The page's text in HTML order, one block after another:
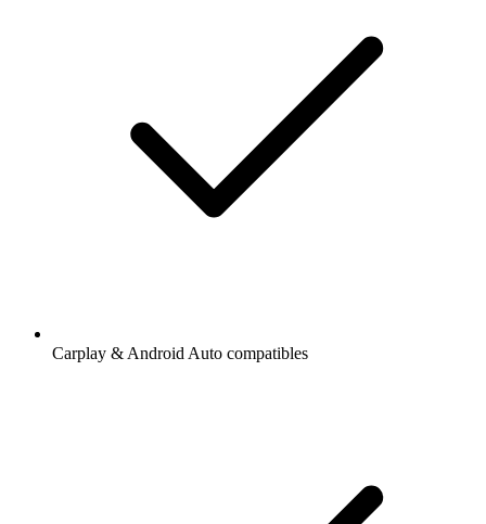
Carplay & Android Auto compatibles